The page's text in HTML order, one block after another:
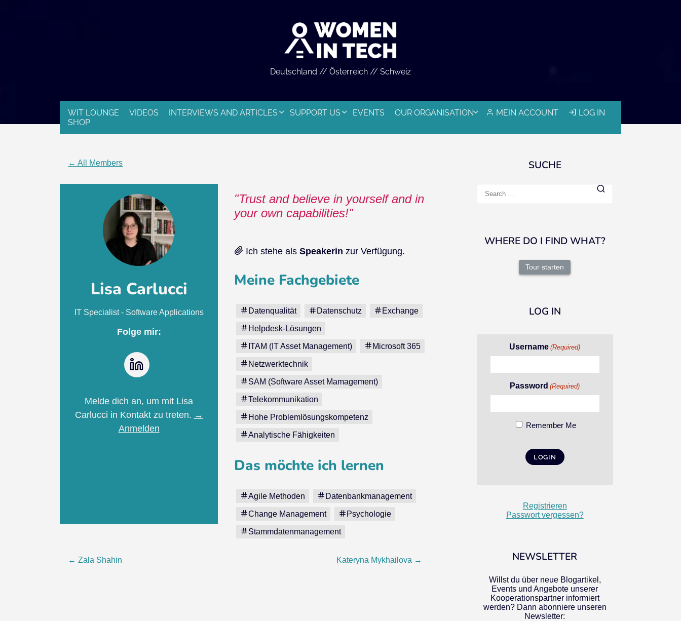
Deutschland // Österreich // Schweiz
MEIN ACCOUNT LOG IN
WIT LOUNGE VIDEOS INTERVIEWS AND ARTICLES SUPPORT US EVENTS
OUR ORGANISATION
SHOP
← All Members
Lisa Carlucci
IT Specialist - Software Applications
Folge mir:
Melde dich an, um mit Lisa
Carlucci in Kontakt zu treten. →
Anmelden
Trust and believe in yourself and in
your own capabilities!
Ich stehe als Speakerin zur Verfügung.
Meine Fachgebiete
Datenqualität Datenschutz Exchange
Helpdesk-Lösungen
ITAM (IT Asset Management) Microsoft 365
Netzwerktechnik
SAM (Software Asset Mamagement)
Telekommunikation
Hohe Problemlösungskompetenz
Analytische Fähigkeiten
Das möchte ich lernen
Agile Methoden Datenbankmanagement
Change Management Psychologie
Stammdatenmanagement
Post
← Zala Shahin Kateryna Mykhailova →
SUCHE
for:
WHERE DO I FIND WHAT?
Tour starten
LOG IN
Username (Required)
Password (Required)
Remember Me
Registrieren
Passwort vergessen?
NEWSLETTER
Willst du über neue Blogartikel,
Events und Angebote unserer
Kooperationspartner informiert
werden? Dann abonniere unseren
Newsletter: